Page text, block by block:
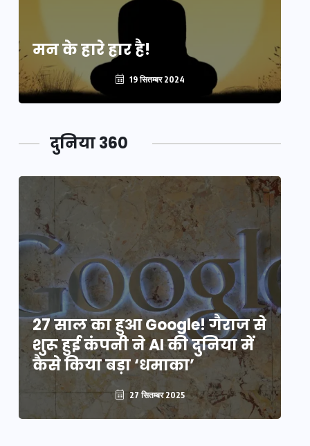
मन के हारे हार है!
19 सितम्बर 2024
दुनिया 360
27 साल का हुआ Google! गैराज से
शुरू हुई कंपनी ने AI की दुनिया में
कैसे किया बड़ा ‘धमाका’
27 सितम्बर 2025